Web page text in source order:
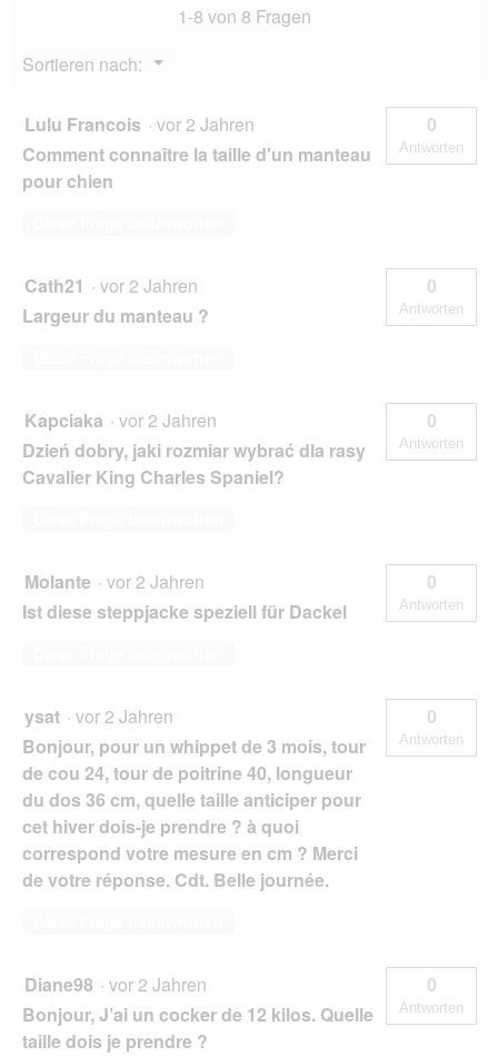
1-8 von 8 Fragen
Sortieren nach:
▼
Menü
Lulu Francois · vor 2 Jahren
Comment connaître la taille d'un manteau
pour chien
0
Antworten
Cath21 · vor 2 Jahren
Largeur du manteau ?
0
Antworten
Kapciaka · vor 2 Jahren
Dzień dobry, jaki rozmiar wybrać dla rasy
Cavalier King Charles Spaniel?
0
Antworten
Molante · vor 2 Jahren
Ist diese steppjacke speziell für Dackel
0
Antworten
ysat · vor 2 Jahren
Bonjour, pour un whippet de 3 mois, tour
de cou 24, tour de poitrine 40, longueur
du dos 36 cm, quelle taille anticiper pour
cet hiver dois-je prendre ? à quoi
correspond votre mesure en cm ? Merci
de votre réponse. Cdt. Belle journée.
0
Antworten
Diane98 · vor 2 Jahren
Bonjour, J’ai un cocker de 12 kilos. Quelle
taille dois je prendre ?
0
Antworten